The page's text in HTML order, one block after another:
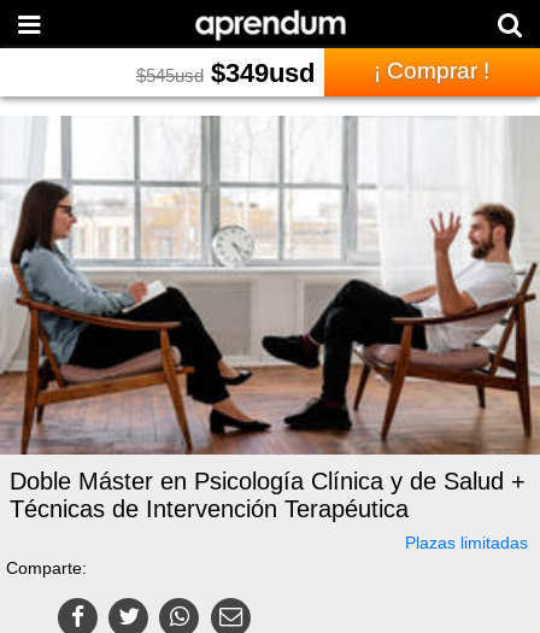
$545usd $349usd ¡ Comprar !
Doble Máster en Psicología Clínica y de Salud +
Técnicas de Intervención Terapéutica
Plazas limitadas
Comparte: